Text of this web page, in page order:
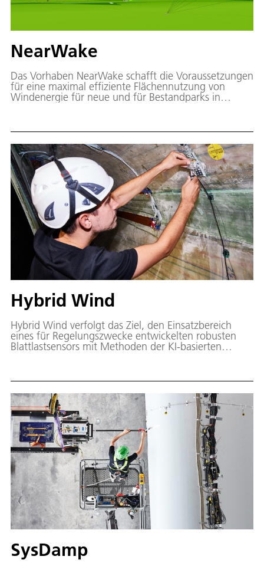
NearWake
Das Vorhaben NearWake schafft die Voraussetzungen
für eine maximal effiziente Flächennutzung von
Windenergie für neue und für Bestandparks in
Windkraftanlagen und dessen Simulationsfähigkeit
Planung und den Betrieb eng gestaffelter Windparks
vorantreibt.
Hybrid Wind
Hybrid Wind verfolgt das Ziel, den Einsatzbereich
eines für Regelungszwecke entwickelten robusten
Blattlastsensors mit Methoden der KI-basierten
SysDamp